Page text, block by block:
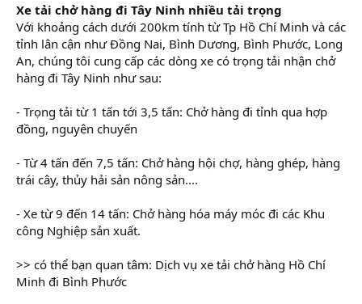
Xe tải chở hàng đi Tây Ninh nhiều tải trọng
Với khoảng cách dưới 200km tính từ Tp Hồ Chí Minh và các
tỉnh lân cận như Đồng Nai, Bình Dương, Bình Phước, Long
An, chúng tôi cung cấp các dòng xe có trọng tải nhận chở
hàng đi Tây Ninh như sau:
- Trọng tải từ 1 tấn tới 3,5 tấn: Chở hàng đi tỉnh qua hợp
đồng, nguyên chuyến
- Từ 4 tấn đến 7,5 tấn: Chở hàng hội chợ, hàng ghép, hàng
trái cây, thủy hải sản nông sản....
- Xe từ 9 đến 14 tấn: Chở hàng hóa máy móc đi các Khu
công Nghiệp sản xuất.
>> có thể bạn quan tâm: Dịch vụ xe tải chở hàng Hồ Chí
Minh đi Bình Phước